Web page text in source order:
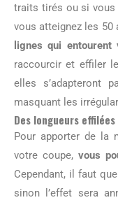
traits tirés ou si vous
vous atteignez les 50
lignes qui entourent
raccourcir et effiler
elles s’adapteront
masquant les
Des longueurs effilées
Pour apporter de la
votre coupe, vous
Cependant, il faut
sinon l’effet sera